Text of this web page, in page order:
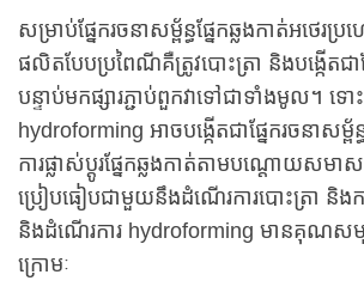
សម្រាប់ផ្នែករចនាសម្ព័ន្ធផ្នែកឆ្លងកាត់អថេរ
ផលិតបែបប្រពៃណីគឺត្រូវបោះត្រា និងបង្កើតជ
បន្ទាប់មកផ្សារភ្ជាប់ពួកវាទៅជាទាំងមូល។
hydroforming អាចបង្កើតជាផ្នែករចនាស
ការផ្លាស់ប្តូរផ្នែកឆ្លងកាត់តាមបណ្តោយសម
ប្រៀបធៀបជាមួយនឹងដំណើរការបោះត្រា និងការ
និងដំណើរការ hydroforming មានគុណសម្
ក្រោមៈ